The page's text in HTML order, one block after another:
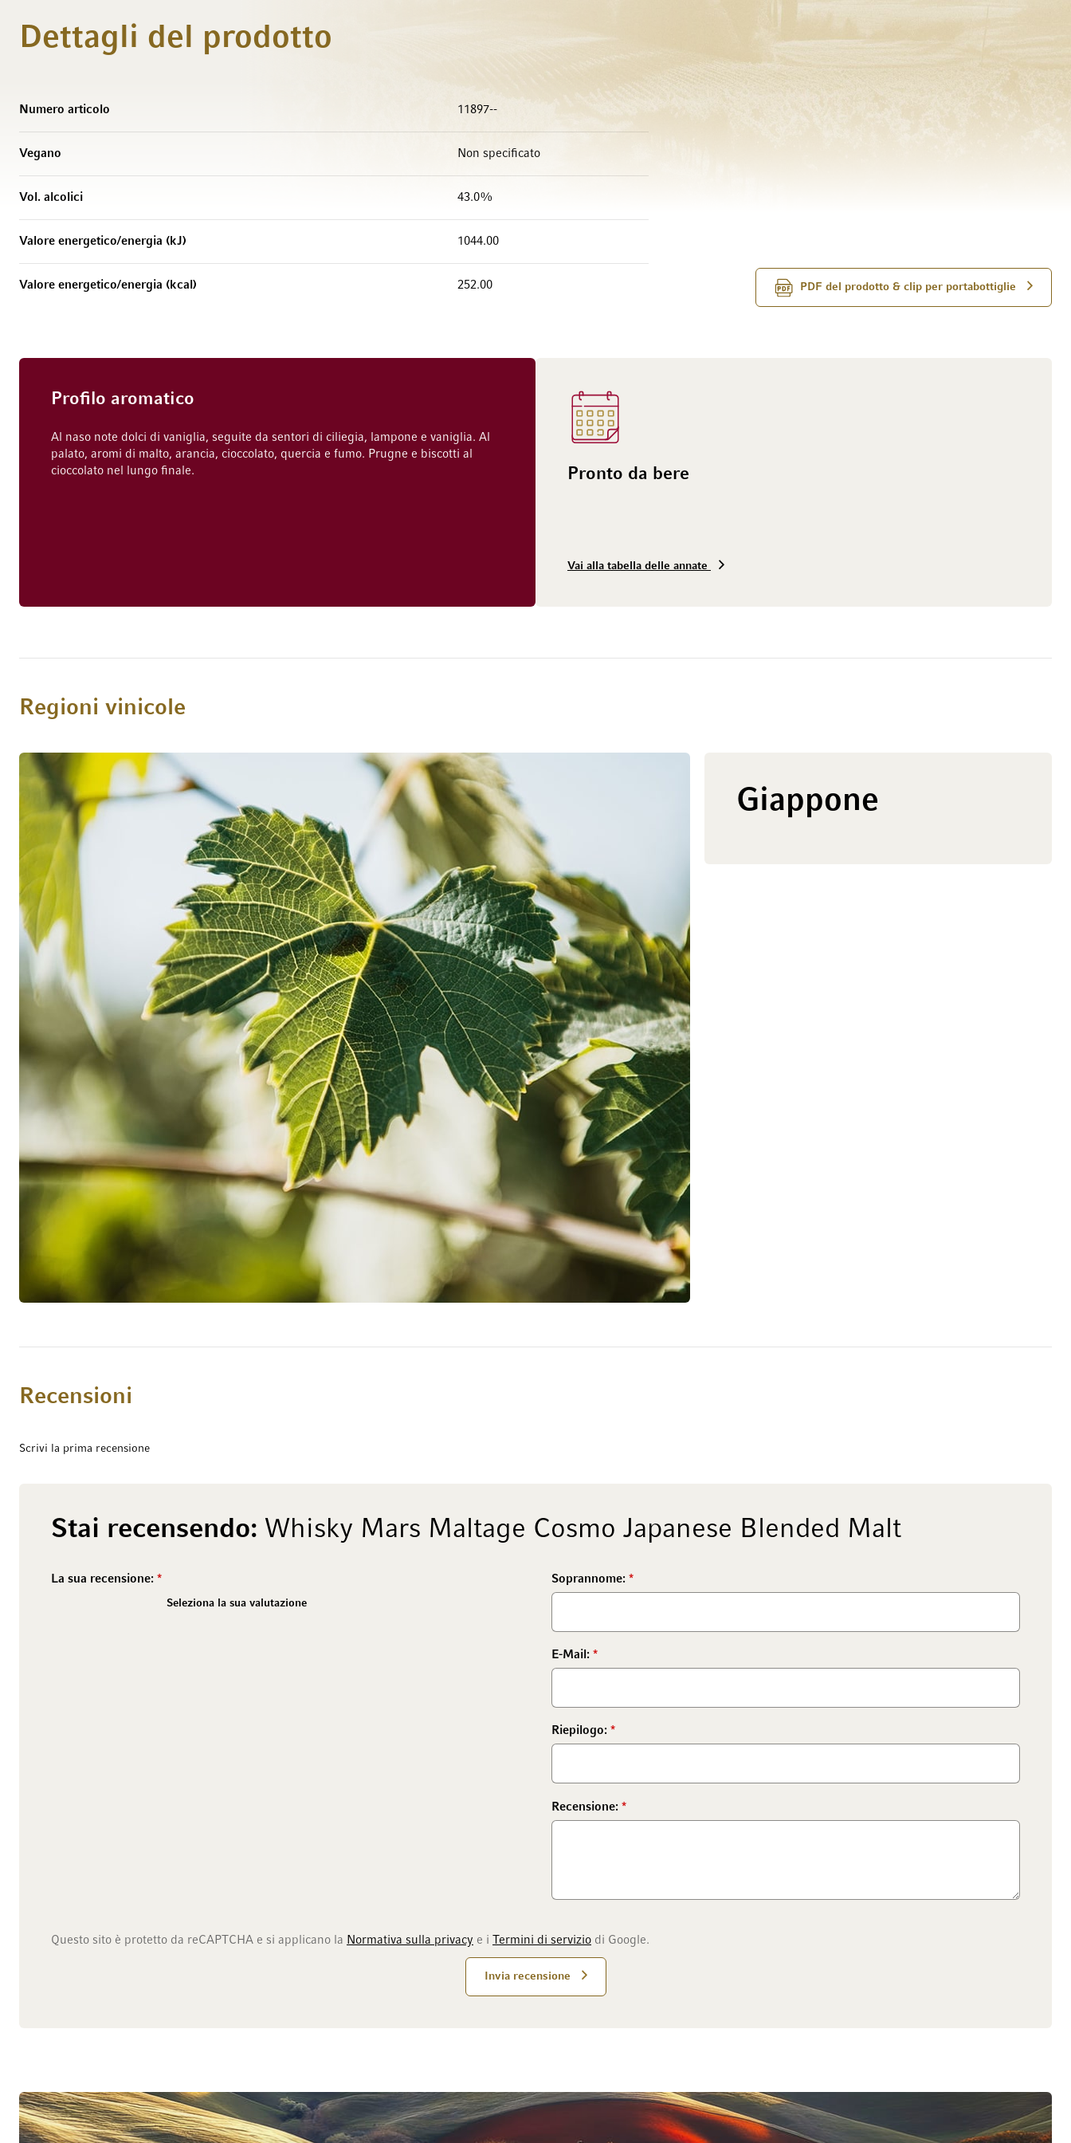
Dettagli del prodotto
PDF del prodotto & clip per portabottiglie
Numero articolo 11897--
Vegano Non specificato
Vol. alcolici 43.0%
Valore energetico/energia (kJ) 1044.00
Valore energetico/energia (kcal) 252.00
Profilo aromatico
Al naso note dolci di vaniglia, seguite da sentori di ciliegia, lampone e vaniglia. Al
palato, aromi di malto, arancia, cioccolato, quercia e fumo. Prugne e biscotti al
cioccolato nel lungo finale.
Pronto da bere
Vai alla tabella delle annate
Regioni vinicole
Giappone
Recensioni
Scrivi la prima recensione
Stai recensendo: Whisky Mars Maltage Cosmo Japanese Blended Malt
La sua recensione:
Seleziona la sua valutazione
9 stars
10 stars
Soprannome:
E-Mail:
Riepilogo:
Recensione:
Questo sito è protetto da reCAPTCHA e si applicano la Normativa sulla privacy e i Termini di servizio di Google.
Invia recensione